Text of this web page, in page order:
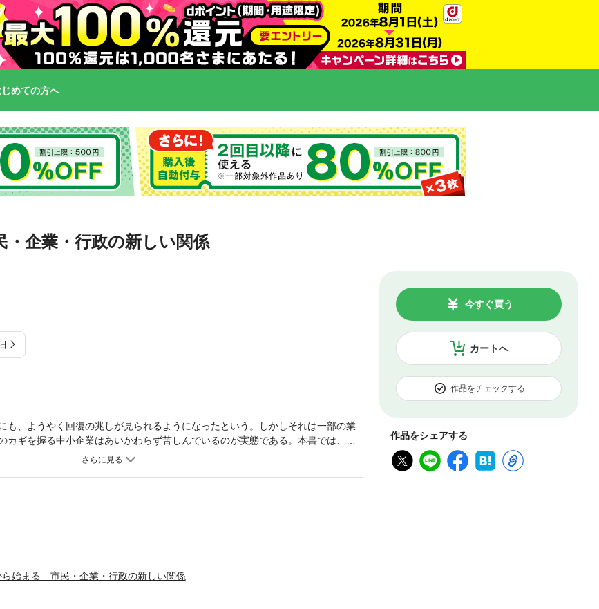
じめての方へ
企業・行政の新しい関係
カートへ
今すぐ買う
作品をチェックする
作品をシェアする
も、ようやく回復の兆しが見られるようになったという。しかしそれは一部の業
カギを握る中小企業はあいかわらず苦しんでいるのが実態である。本書では、金
間ネットワークの構築、生活基盤を支える地域医療など「現場」のさまざまな取
ら始まる 市民・企業・行政の新しい関係